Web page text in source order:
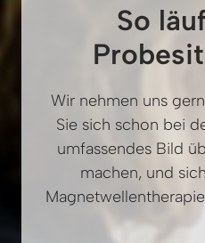
So
Wir nehmen uns
Sie sich schon bei
umfassendes Bild
machen, und